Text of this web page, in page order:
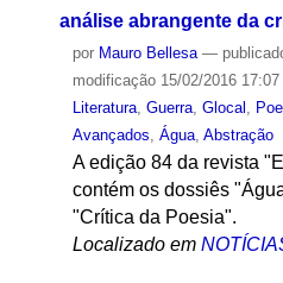
análise abrangente da
por Mauro Bellesa —
modificação15/02/2016 17:07
Literatura, Guerra, Glocal ,
Avançados, Água, Abstração
A edição 84 da revista
contém os dossiês
"Crítica da Poesia".
Localizado em